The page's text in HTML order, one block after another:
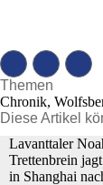
Themen
Chronik,
Diese Artikel
Lavanttaler
Trettenbrein jagt
in Shanghai